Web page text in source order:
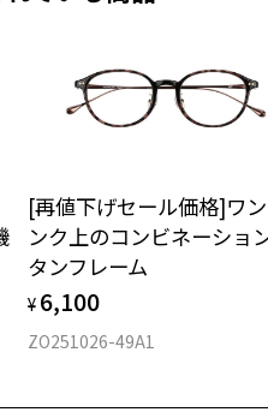
メント込みの重さ
[再値下げセール価格]ワ
ンク上のコンビネーショ
タンフレーム
¥ 6,100
ZO251026-49A1